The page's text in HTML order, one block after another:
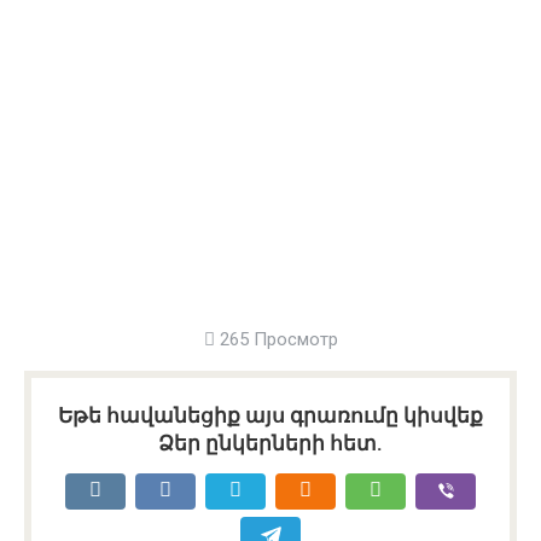
265 Просмотр
Եթե հավանեցիք այս գրառումը կիսվեք
Ձեր ընկերների հետ.